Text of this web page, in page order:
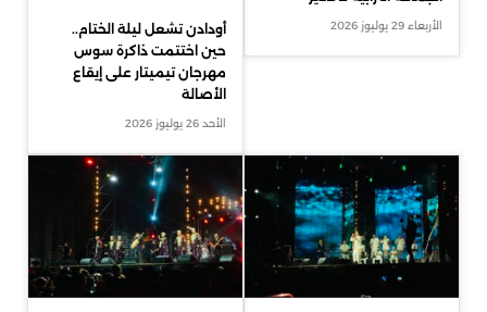
الجماعة الترابية لأكادير
أودادن تشعل ليلة الختام..
حين اختتمت ذاكرة سوس
مهرجان تيميتار على إيقاع
الأصالة